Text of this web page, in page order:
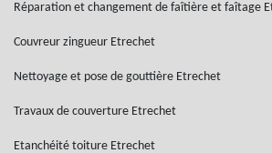
Réparation et changement de faîtière et faîtage
Couvreur zingueur Etrechet
Nettoyage et pose de gouttière Etrechet
Travaux de couverture Etrechet
Etanchéité toiture Etrechet